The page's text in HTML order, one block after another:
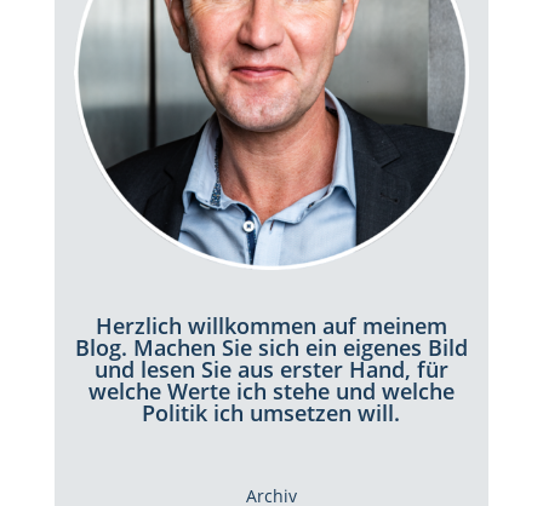
Herzlich willkommen auf meinem
Blog. Machen Sie sich ein eigenes Bild
und lesen Sie aus erster Hand, für
welche Werte ich stehe und welche
Politik ich umsetzen will.
Archiv